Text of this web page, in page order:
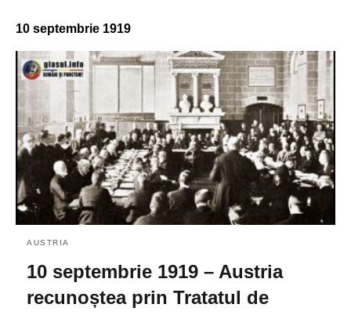
10 septembrie 1919
AUSTRIA
10 septembrie 1919 – Austria
recunoștea prin Tratatul de